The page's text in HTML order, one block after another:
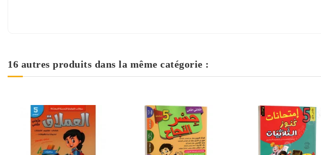
16 autres produits dans la même catégorie :